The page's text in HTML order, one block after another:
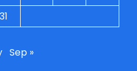
31
Sep »